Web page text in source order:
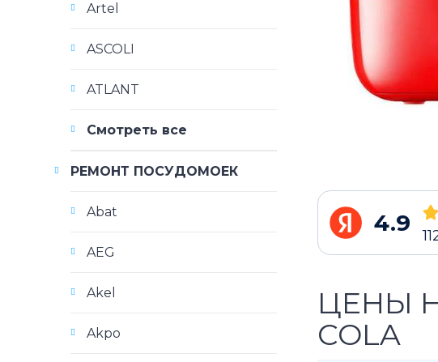
4.9
ЦЕНЫ
COLA
Artel
ASCOLI
ATLANT
Смотреть все
РЕМОНТ ПОСУДОМОЕК
Abat
AEG
Akel
Akpo